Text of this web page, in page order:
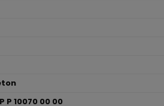
P 10070 00 00